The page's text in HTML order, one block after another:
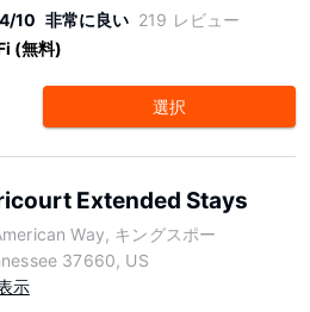
10 非常に良い 219 レビュー
(無料)
選択
Extended Stays
Way, キングスポー
37660, US
示